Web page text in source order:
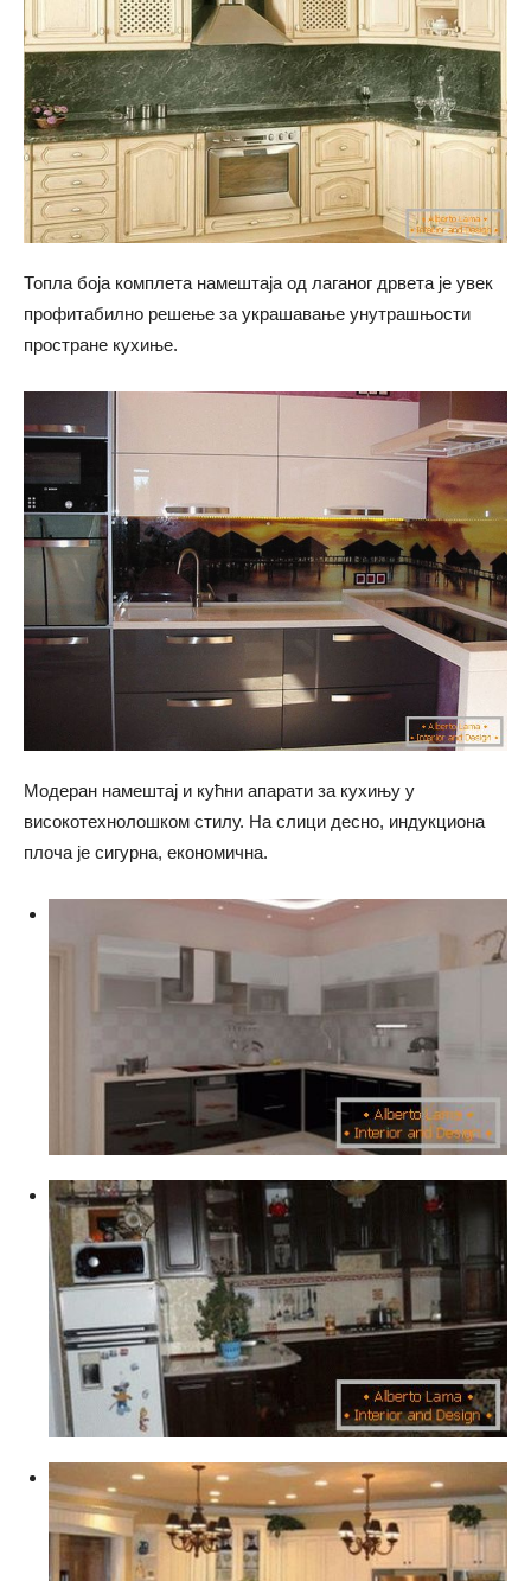
Топла боја комплета намештаја од лаганог дрвета је увек
профитабилно решење за украшавање унутрашњости
простране кухиње.
Модеран намештај и кућни апарати за кухињу у
високотехнолошком стилу. На слици десно, индукциона
плоча је сигурна, економична.